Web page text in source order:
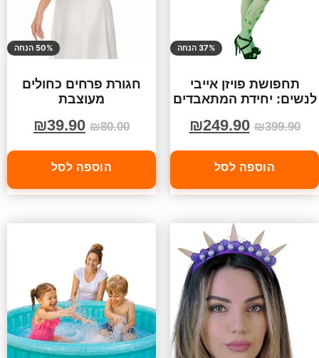
37% הנחה
תחפושת פויזן אייבי
לנשים: יחידת המתאבדים
₪399.90
₪249.90
הוספה לסל
50% הנחה
חגורת פרחים כחולים
מעוצבת
₪80.00
₪39.90
הוספה לסל